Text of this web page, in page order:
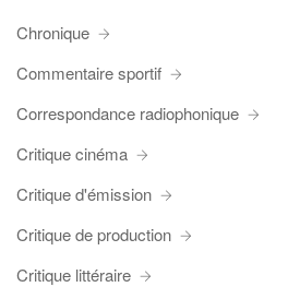
Chronique
Commentaire sportif
Correspondance radiophonique
Critique cinéma
Critique d'émission
Critique de production
Critique littéraire